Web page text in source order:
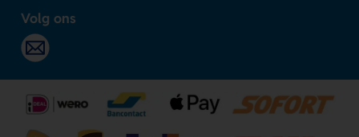
Volg ons